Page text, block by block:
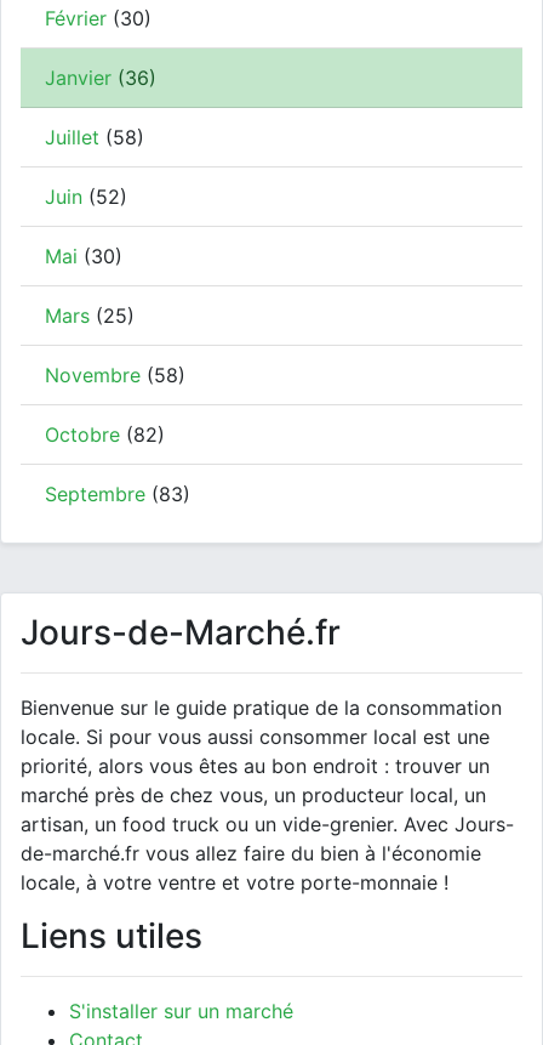
Février (30)
Janvier (36)
Juillet (58)
Juin (52)
Mai (30)
Mars (25)
Novembre (58)
Octobre (82)
Septembre (83)
Jours-de-Marché.fr
Bienvenue sur le guide pratique de la consommation
locale. Si pour vous aussi consommer local est une
priorité, alors vous êtes au bon endroit : trouver un
marché près de chez vous, un producteur local, un
artisan, un food truck ou un vide-grenier. Avec Jours-
de-marché.fr vous allez faire du bien à l'économie
locale, à votre ventre et votre porte-monnaie !
Liens utiles
S'installer sur un marché
Contact